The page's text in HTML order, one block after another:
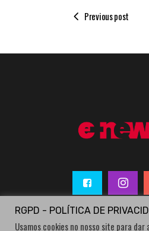
Previous post
RGPD - POLÍTICA DE
Usamos cookies no nosso site para